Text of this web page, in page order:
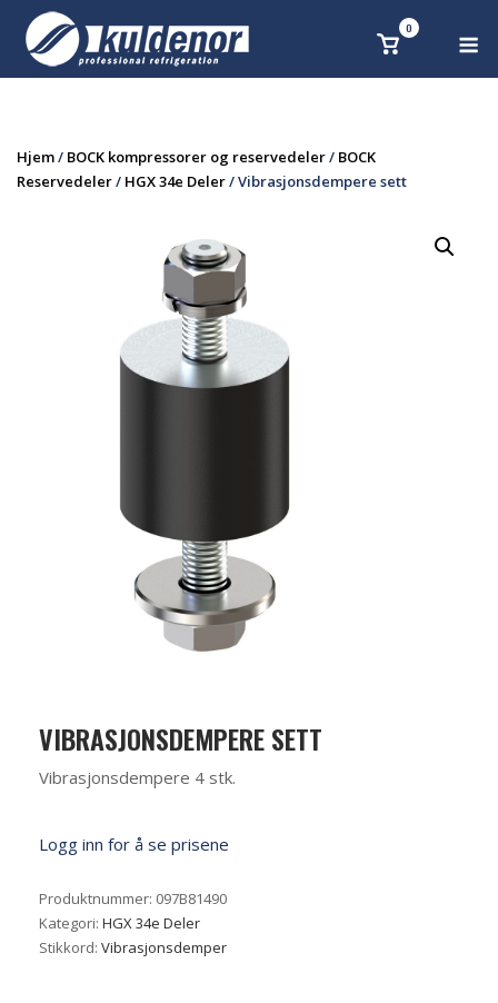
content
Se 0
Hjem/ BOCK kompressorer og reservedeler/ BOCK
Reservedeler/ HGX 34e Deler/ Vibrasjonsdempere sett
VIBRASJONSDEMPERE SETT
Vibrasjonsdempere 4 stk.
Logg inn for å se prisene
Produktnummer: 097B81490
Kategori: HGX 34e Deler
Stikkord: Vibrasjonsdemper